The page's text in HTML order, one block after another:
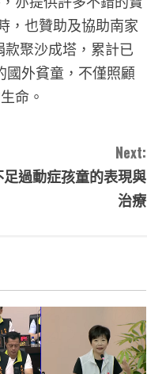
，也贊助及協助南家
聚沙成塔，累計已
國外貧童，不僅照顧
命。
Next:
過動症孩童的表現與
治療